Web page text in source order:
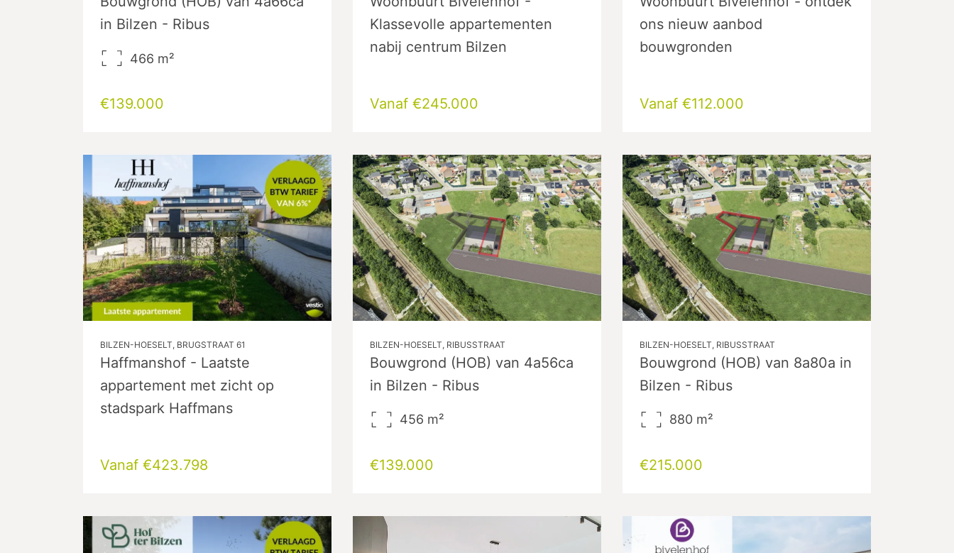
in Bilzen - Ribus
466 m²
€139.000
Klassevolle appartementen
nabij centrum Bilzen
Vanaf €245.000
ons nieuw aanbod
bouwgronden
Vanaf €112.000
BILZEN-HOESELT, BRUGSTRAAT 61
Haffmanshof - Laatste
appartement met zicht op
stadspark Haffmans
Vanaf €423.798
BILZEN-HOESELT, RIBUSSTRAAT
Bouwgrond (HOB) van 4a56ca
in Bilzen - Ribus
456 m²
€139.000
BILZEN-HOESELT, RIBUSSTRAAT
Bouwgrond (HOB) van 8a80a in
Bilzen - Ribus
880 m²
€215.000